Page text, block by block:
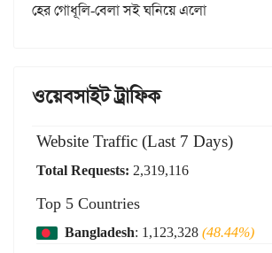
হের গোধূলি-বেলা সই ঘনিয়ে এলো
ওয়েবসাইট ট্রাফিক
Website Traffic (Last 7 Days)
Total Requests: 2,319,116
Top 5 Countries
Bangladesh: 1,123,328(48.44%)